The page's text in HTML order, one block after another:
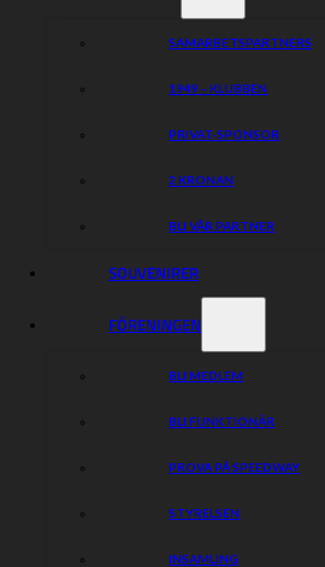
SAMARBETSPARTNERS
1949 – KLUBBEN
PRIVAT-SPONSOR
2 KRONAN
BLI VÅR PARTNER
SOUVENIRER
FÖRENINGEN
BLI MEDLEM
BLI FUNKTIONÄR
PROVA PÅ SPEEDWAY
STYRELSEN
INSAMLING
Dela nyheten: